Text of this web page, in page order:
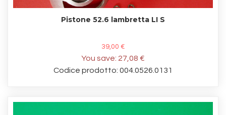
Pistone 52.6 lambretta LI S
39,00 €
You save: 27,08 €
Codice prodotto: 004.0526.0131